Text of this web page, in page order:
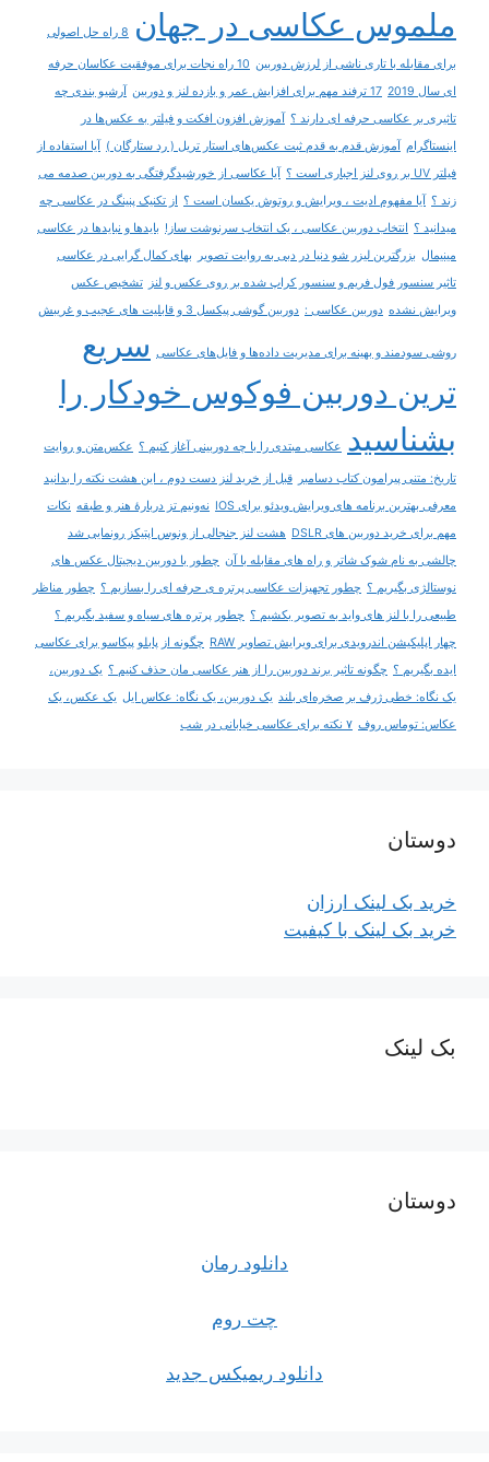
ملموس عکاسی در جهان
8 راه حل اصولی
برای مقابله با تاری ناشی از لرزش دوربین
10 راه نجات برای موفقیت عکاسان حرفه
ای سال 2019
17 ترفند مهم برای افزایش عمر و بازده لنز و دوربین
آرشیو بندی چه
تاثیری بر عکاسی حرفه ای دارند ؟
آموزش افزون افکت و فیلتر به عکس‌ها در
اینستاگرام
آموزش قدم به قدم ثبت عکس‌های استار تریل ( رد ستارگان )
آیا استفاده از
فیلتر UV بر روی لنز اجباری است ؟
آیا عکاسی از خورشیدگرفتگی به دوربین صدمه می
زند ؟
آیا مفهوم ادیت ، ویرایش و روتوش یکسان است ؟
از تکنیک پنینگ در عکاسی چه
میدانید ؟
انتخاب دوربین عکاسی ، یک انتخاب سرنوشت ساز! بایدها و نبایدها در عکاسی
مینیمال بزرگترین لیزر شو دنیا در دبی به روایت تصویر
بهای کمال گرایی در عکاسی
تاثیر سنسور فول فریم و سنسور کراپ شده بر روی عکس و لنز
تشخیص عکس
ویرایش نشده دوربین عکاسی : دوربین گوشی پیکسل 3 و قابلیت های عجیب و غریبش
روشی سودمند و بهینه برای مدیریت داده‌ها و فایل‌های عکاسی سریع
ترین دوربین فوکوس خودکار را
بشناسید عکاسی مبتدی را با چه دوربینی آغاز کنیم ؟ عکس‌متن و روایت
تاریخ: متنی پیرامون کتاب دسامبر
قبل از خرید لنز دست دوم ، این هشت نکته را بدانید
معرفی بهترین برنامه های ویرایش ویدئو برای IOS
نه‌ونیم تز دربارۀ هنر و طبقه نکات
مهم برای خرید دوربین های DSLR
هشت لنز جنجالی از ونوس اپتیکز رونمایی شد
چالشی به نام شوک شاتر و راه های مقابله با آن چطور با دوربین دیجیتال عکس های
نوستالژی بگیریم ؟ چطور تجهیزات عکاسی پرتره ی حرفه ای را بسازیم ؟ چطور مناظر
طبیعی را با لنز های واید به تصویر بکشیم ؟ چطور پرتره های سیاه و سفید بگیریم ؟
چهار اپلیکیشن اندرویدی برای ویرایش تصاویر RAW
چگونه از پابلو پیکاسو برای عکاسی
ایده بگیریم ؟ چگونه تاثیر برند دوربین را از هنر عکاسی مان حذف کنیم ؟ یک دوربین،
یک نگاه: خطی ژرف بر صخره‌ای بلند یک دوربین، یک نگاه: عکاس ایل یک عکس، یک
عکاس: توماس روف ۷ نکته برای عکاسی خیابانی در شب
دوستان
خرید بک لینک ارزان
خرید بک لینک با کیفیت
بک لینک
دوستان
دانلود رمان
چت روم
دانلود ریمیکس جدید